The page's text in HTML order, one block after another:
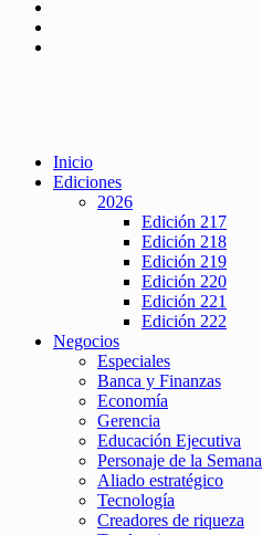
Inicio
Ediciones
2026
Edición 217
Edición 218
Edición 219
Edición 220
Edición 221
Edición 222
Negocios
Especiales
Banca y Finanzas
Economía
Gerencia
Educación Ejecutiva
Personaje de la Semana
Aliado estratégico
Tecnología
Creadores de riqueza